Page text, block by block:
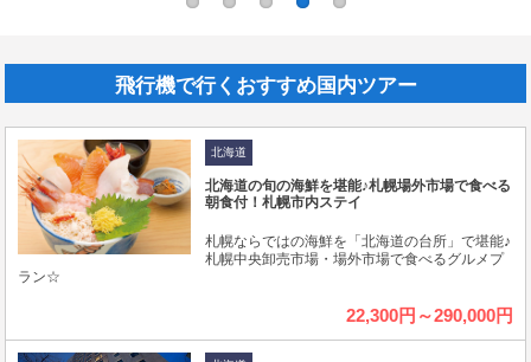
飛行機で行くおすすめ国内ツアー
北海道
北海道の旬の海鮮を堪能♪札幌場外市場で食べる
朝食付！札幌市内ステイ
札幌ならではの海鮮を「北海道の台所」で堪能♪
札幌中央卸売市場・場外市場で食べるグルメプ
ラン☆
22,300円～290,000円